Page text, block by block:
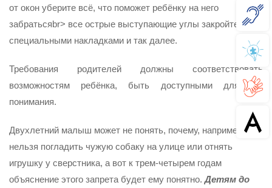
от окон уберите всё, что поможет ребёнку на него
забратьсяbr> все острые выступающие углы закройте
специальными накладками и так далее.
Требования родителей должны соответствовать
возможностям ребёнка, быть доступными для его
понимания.
Двухлетний малыш может не понять, почему, например,
нельзя погладить чужую собаку на улице или отнять
игрушку у сверстника, а вот к трем-четырем годам
объяснение этого запрета будет ему понятно.Детям до